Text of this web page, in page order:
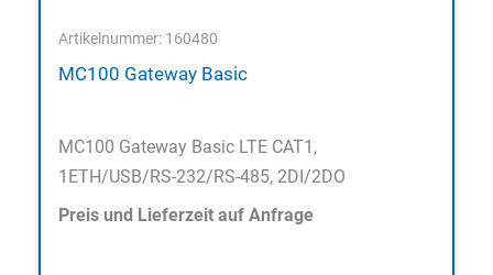
Artikelnummer: 160480
MC100 Gateway Basic
MC100 Gateway Basic LTE CAT1,
1ETH/USB/RS-232/RS-485, 2DI/2DO
Preis und Lieferzeit auf Anfrage